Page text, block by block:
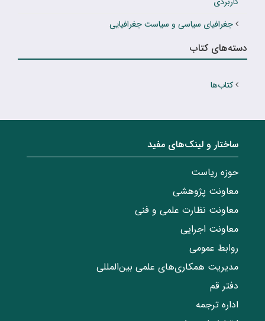
جغرافیای سیاسی و سیاست جغرافیایی
دسته‌های کتاب
کتاب‌ها
ساختار‌‌ و‌‌ لینک‌های مفید
حوزه ریاست
معاونت پژوهشی
معاونت نظارت علمی و فنی
معاونت اجرایی
روابط عمومی
مدیریت همکاری‌های علمی بین‌المللی
دفتر قم
اداره ترجمه